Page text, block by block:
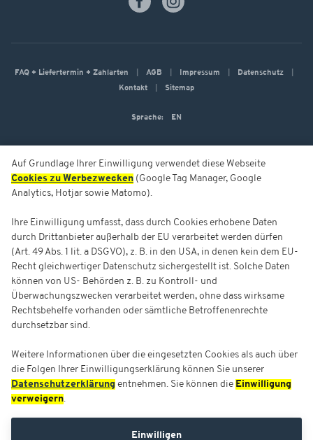
FAQ + Liefertermin + Zahlarten AGB Impressum
Datenschutz
Kontakt
Sitemap
Sprache: EN
Auf Grundlage Ihrer Einwilligung verwendet diese Webseite
Cookies zu Werbezwecken (Google Tag Manager, Google
Analytics, Hotjar sowie Matomo).
Ihre Einwilligung umfasst, dass durch Cookies erhobene Daten
durch Drittanbieter außerhalb der EU verarbeitet werden dürfen
(Art. 49 Abs. 1 lit. a DSGVO), z. B. in den USA, in denen kein dem EU-
Recht gleichwertiger Datenschutz sichergestellt ist. Solche Daten
können von US- Behörden z. B. zu Kontroll- und
Überwachungszwecken verarbeitet werden, ohne dass wirksame
Rechtsbehelfe vorhanden oder sämtliche Betroffenenrechte
durchsetzbar sind.
Weitere Informationen über die eingesetzten Cookies als auch über
die Folgen Ihrer Einwilligungserklärung können Sie unserer
Datenschutzerklärung entnehmen. Sie können die Einwilligung
verweigern.
Einwilligen